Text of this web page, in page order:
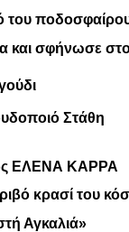
του
και σφήνωσε
Στάθη
ΕΛΕΝΑ ΚΑΡΡΑ
κρασί του
Αγκαλιά»